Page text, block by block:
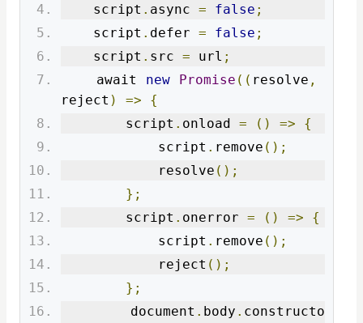
    script
. async = false ;
    script
. defer = false ;
    script
. src = url ;
    await
new Promise (( resolve ,
reject ) =>
{
        script
. onload = () =>
{
            script
. remove ();
            resolve
();
};
        script
. onerror = () =>
{
            script
. remove ();
            reject
();
};
        document
. body . constructo